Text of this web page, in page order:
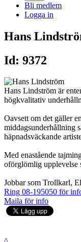
Bli medlem
Logga in
Hans
Id: 9372
Hans Lindström är
högkvalitativ
Oavsett om det gäller
middagsunderhållning
häpnadsväckande
Med enastående
oförglömlig upplevelse
Jobbar som Trollkarl,
Ring 08-195050 för
Maila för info